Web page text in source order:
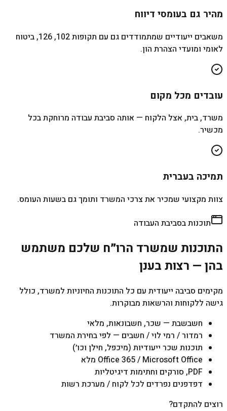
מהיר גם בעומסי דיווח
משאבים ייעודיים שמתמודדים גם עם תקופות 102, 126, ביטוח
לאומי ומועדי הצהרת הון.
עובדים מכל מקום
משרד, בית, אצל הלקוח — אותה סביבת עבודה מרוחקת בכל
מכשיר.
תמיכה בעברית
צוות מקצועי שמכיר את צרכי המשרד ותומך גם בשעות העומס.
תוכנות בסביבת העבודה
התוכנות שמשרד הרו״ח שלכם משתמש
בהן — רצות בענן
מקימים סביבה ייעודית עם כל התוכנות החיוניות למשרד, כולל
גישה ללקוחות והרשאות מבוקרות.
חשבשבת — שכר, חשבונאות, מלאי
רמדור / רמי לוי / חשבים — לפי בחירת המשרד
תוכנות שכר ייעודיות (מיכפל, חילן וכו׳)
Office 365 / Microsoft Office מלא
PDF, סורקים וחתימות דיגיטליות
דפדפנים נפרדים לכל לקוח / מערכת רשות
רוצים להתקדם?